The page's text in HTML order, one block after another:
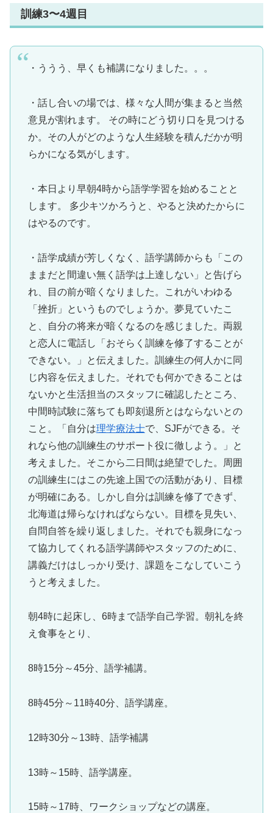
訓練3〜4週目
・ううう、早くも補講になりました。。。
・話し合いの場では、様々な人間が集まると当然
意見が割れます。 その時にどう切り口を見つける
か。その人がどのような人生経験を積んだかが明
らかになる気がします。
・本日より早朝4時から語学学習を始めることと
します。 多少キツかろうと、やると決めたからに
はやるのです。
・語学成績が芳しくなく、語学講師からも「この
ままだと間違い無く語学は上達しない」と告げら
れ、目の前が暗くなりました。これがいわゆる
「挫折」というものでしょうか。夢見ていたこ
と、自分の将来が暗くなるのを感じました。両親
と恋人に電話し「おそらく訓練を修了することが
できない。」と伝えました。訓練生の何人かに同
じ内容を伝えました。それでも何かできることは
ないかと生活担当のスタッフに確認したところ、
中間時試験に落ちても即刻退所とはならないとの
こと。「自分は理学療法士で、SJFができる。そ
れなら他の訓練生のサポート役に徹しよう。」と
考えました。そこから二日間は絶望でした。周囲
の訓練生にはこの先途上国での活動があり、目標
が明確にある。しかし自分は訓練を修了できず、
北海道は帰らなければならない。目標を見失い、
自問自答を繰り返しました。それでも親身になっ
て協力してくれる語学講師やスタッフのために、
講義だけはしっかり受け、課題をこなしていこう
うと考えました。
朝4時に起床し、6時まで語学自己学習。朝礼を終
え食事をとり、
8時15分～45分、語学補講。
8時45分～11時40分、語学講座。
12時30分～13時、語学補講
13時～15時、語学講座。
15時～17時、ワークショップなどの講座。